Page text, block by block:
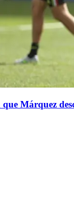
Márquez